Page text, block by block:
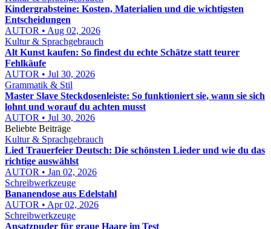
Kindergrabsteine: Kosten, Materialien und die wichtigsten
Entscheidungen
AUTOR • Aug 02, 2026
Kultur & Sprachgebrauch
Alt Kunst kaufen: So findest du echte Schätze statt teurer
Fehlkäufe
AUTOR • Jul 30, 2026
Grammatik & Stil
Master Slave Steckdosenleiste: So funktioniert sie, wann sie sich
lohnt und worauf du achten musst
AUTOR • Jul 30, 2026
Beliebte Beiträge
Kultur & Sprachgebrauch
Lied Trauerfeier Deutsch: Die schönsten Lieder und wie du das
richtige auswählst
AUTOR • Jan 02, 2026
Schreibwerkzeuge
Bananendose aus Edelstahl
AUTOR • Apr 02, 2026
Schreibwerkzeuge
Ansatzpuder für graue Haare im Test